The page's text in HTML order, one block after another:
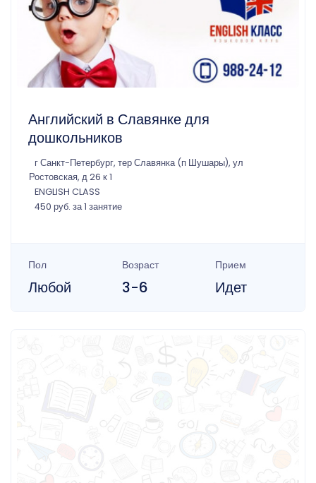
Английский в Славянке для
дошкольников
г Санкт-Петербург, тер Славянка (п Шушары), ул
Ростовская, д 26 к 1
ENGLISH CLASS
450 руб. за 1 занятие
Пол
Любой
Возраст
3-6
Прием
Идет